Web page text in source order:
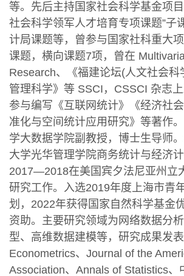
等。先后主持国家社会科学基金项
社会科学领军人才培育专项课题”子
计局课题等，曾参与国家社科重大
课题，横向课题7项，曾在
Research、《福建论坛(人文社会科
管理科学》等 SSCI，CSSCI 杂志上
参与编写《互联网统计》《经济社
准化与空间统计应用研究》等著作
学大数据学院副教授，博士生导师
大学光华管理学院商务统计与经济计
2017—2018在美国宾夕法尼亚州立
研究工作。入选2019年度上海市青
划，2022年获得国家自然科学基金
资助。主要研究领域为网络数据分
型、高维数据建模等，研究成果发
Econometrics、Journal of the
Association、Annals of Statistics、